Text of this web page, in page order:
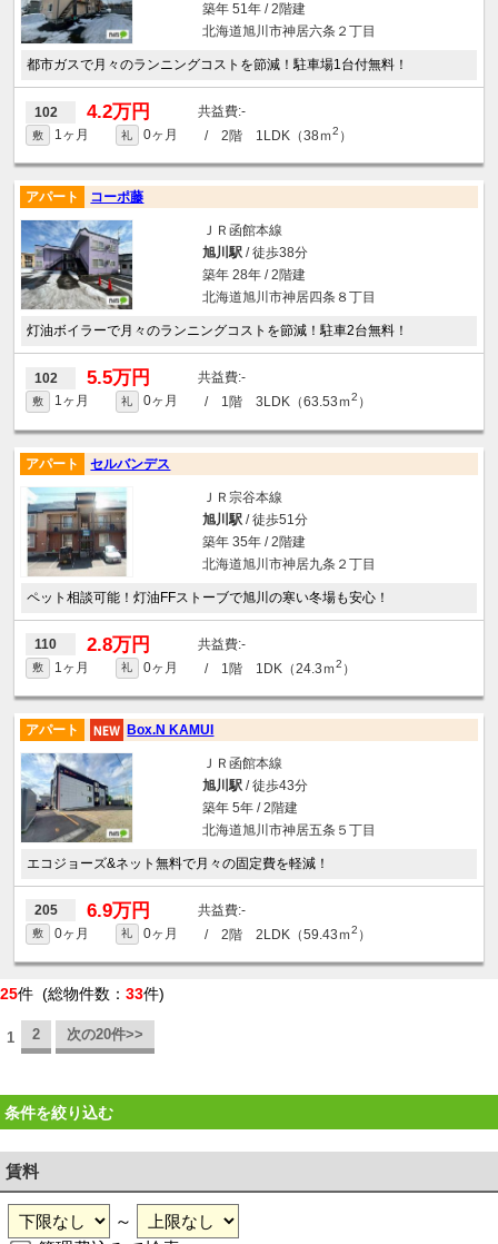
築年 51年 / 2階建
北海道旭川市神居六条２丁目
都市ガスで月々のランニングコストを節減！駐車場1台付無料！
102 4.2万円 -
敷 1ヶ月 礼 0ヶ月 / 2階 1LDK（38ｍ2 ）
アパート コーポ藤
ＪＲ函館本線
旭川駅/ 徒歩38分
築年 28年 / 2階建
北海道旭川市神居四条８丁目
灯油ボイラーで月々のランニングコストを節減！駐車2台無料！
102 5.5万円 -
敷 1ヶ月 礼 0ヶ月 / 1階 3LDK（63.53ｍ2 ）
アパート セルバンデス
ＪＲ宗谷本線
旭川駅/ 徒歩51分
築年 35年 / 2階建
北海道旭川市神居九条２丁目
ペット相談可能！灯油FFストーブで旭川の寒い冬場も安心！
110 2.8万円 -
敷 1ヶ月 礼 0ヶ月 / 1階 1DK（24.3ｍ2 ）
アパート Box.N KAMUI
ＪＲ函館本線
旭川駅/ 徒歩43分
築年 5年 / 2階建
北海道旭川市神居五条５丁目
エコジョーズ&ネット無料で月々の固定費を軽減！
205 6.9万円 -
敷 0ヶ月 礼 0ヶ月 / 2階 2LDK（59.43ｍ2 ）
25件 (総物件数： 33件)
1 2 次の20件>>
条件を絞り込む
賃料
～